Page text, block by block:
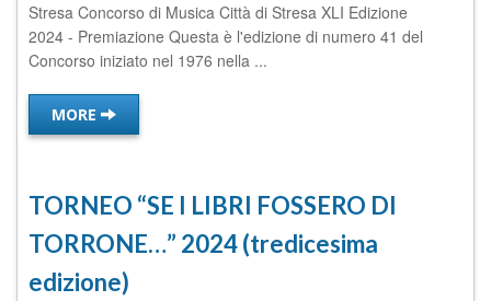
Stresa Concorso di Musica Città di Stresa XLI Edizione
2024 - Premiazione Questa è l'edizione di numero 41 del
Concorso iniziato nel 1976 nella ...
MORE
TORNEO “SE I LIBRI FOSSERO DI
TORRONE…” 2024 (tredicesima
edizione)